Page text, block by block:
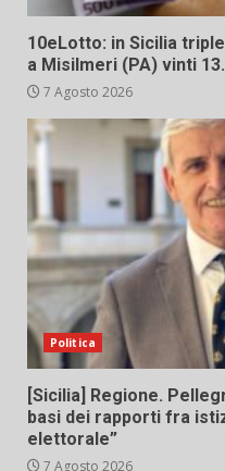
10eLotto: in Sicilia
a Misilmeri (PA) vinti
7 Agosto 2026
Politica
[Sicilia] Regione.
basi dei rapporti fra
elettorale”
7 Agosto 2026